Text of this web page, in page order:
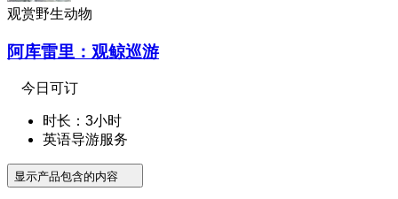
观赏野生动物
阿库雷里：观鲸巡游
今日可订
时长：3小时
英语导游服务
显示产品包含的内容